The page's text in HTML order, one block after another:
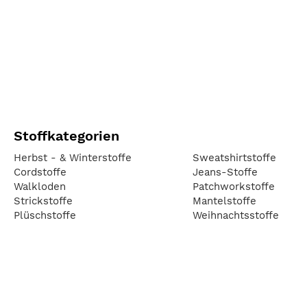
Stoffkategorien
Herbst - & Winterstoffe
Cordstoffe
Walkloden
Strickstoffe
Plüschstoffe
Sweatshirtstoffe
Jeans-Stoffe
Patchworkstoffe
Mantelstoffe
Weihnachtsstoffe